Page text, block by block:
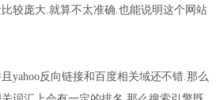
较庞大.就算不太准确.也能说明这个网站
yahoo反向链接和百度相关域还不错.那么